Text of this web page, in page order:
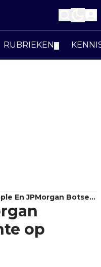
RUBRIEKEN
En JPMorgan Botsen
Rente Op Digitale
op